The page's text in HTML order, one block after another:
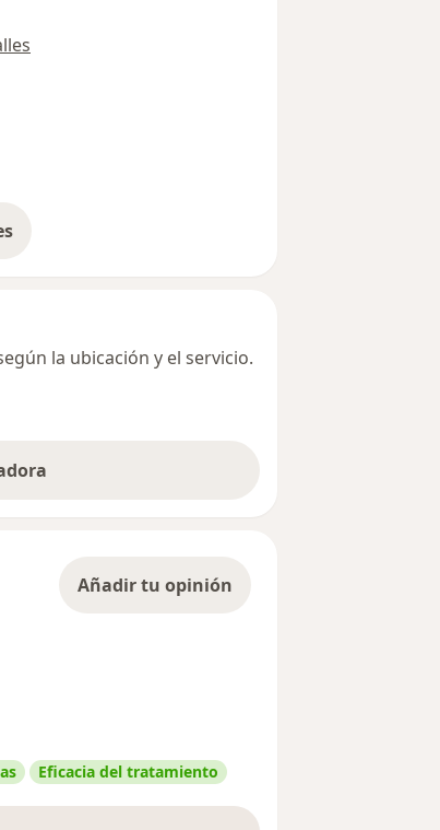
la ubicación y el servicio.
Añadir tu opinión
Eficacia del tratamiento